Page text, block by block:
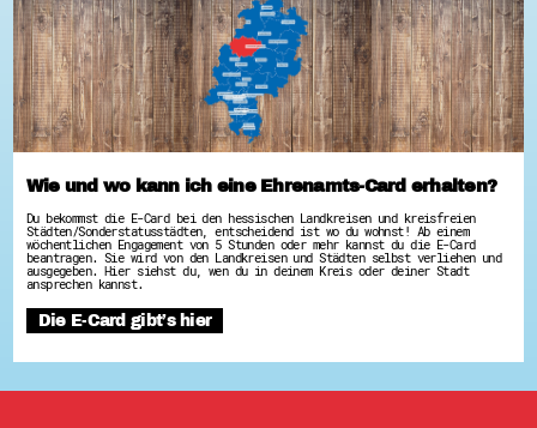
Wie und wo kann ich eine Ehrenamts-Card erhalten?
Du bekommst die E-Card bei den hessischen Landkreisen und kreisfreien
Städten/Sonderstatusstädten, entscheidend ist wo du wohnst! Ab einem
wöchentlichen Engagement von 5 Stunden oder mehr kannst du die E-Card
beantragen. Sie wird von den Landkreisen und Städten selbst verliehen und
ausgegeben. Hier siehst du, wen du in deinem Kreis oder deiner Stadt
ansprechen kannst.
Die E-Card gibt’s hier